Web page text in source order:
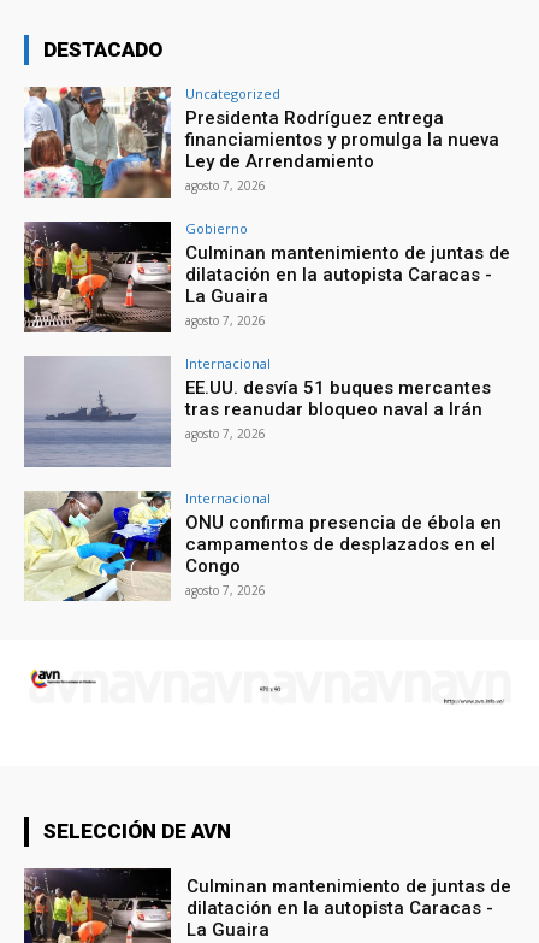
DESTACADO
Uncategorized
Presidenta Rodríguez entrega
financiamientos y promulga la nueva
Ley de Arrendamiento
agosto 7, 2026
Gobierno
Culminan mantenimiento de juntas de
dilatación en la autopista Caracas -
La Guaira
agosto 7, 2026
Internacional
EE.UU. desvía 51 buques mercantes
tras reanudar bloqueo naval a Irán
agosto 7, 2026
Internacional
ONU confirma presencia de ébola en
campamentos de desplazados en el
Congo
agosto 7, 2026
SELECCIÓN DE AVN
Culminan mantenimiento de juntas de
dilatación en la autopista Caracas -
La Guaira